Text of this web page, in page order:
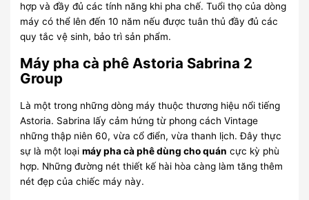
hợp và đầy đủ các tính năng khi pha chế. Tuổi thọ của dòng
máy có thể lên đến 10 năm nếu được tuân thủ đầy đủ các
quy tắc vệ sinh, bảo trì sản phẩm.
Máy pha cà phê Astoria Sabrina 2
Group
Là một trong những dòng máy thuộc thương hiệu nổi tiếng
Astoria. Sabrina lấy cảm hứng từ phong cách Vintage
những thập niên 60, vừa cổ điển, vừa thanh lịch. Đây thực
sự là một loạimáy pha cà phê dùng cho quán cực kỳ phù
hợp. Những đường nét thiết kế hài hòa càng làm tăng thêm
nét đẹp của chiếc máy này.